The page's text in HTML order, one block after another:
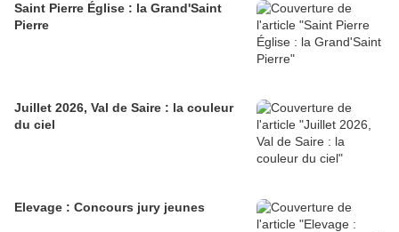
Saint Pierre Église : la Grand'Saint
Pierre
Juillet 2026, Val de Saire : la couleur
du ciel
Elevage : Concours jury jeunes